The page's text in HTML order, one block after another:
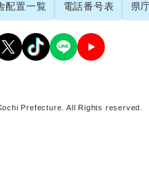
配置一覧 電話番号表 県
Prefecture. All Rights reserved.